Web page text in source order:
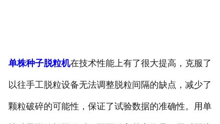
单株种子脱粒机在技术性能上有了很大提高，克服了
以往手工脱粒设备无法调整脱粒间隔的缺点，减少了
颗粒破碎的可能性，保证了试验数据的准确性。用单